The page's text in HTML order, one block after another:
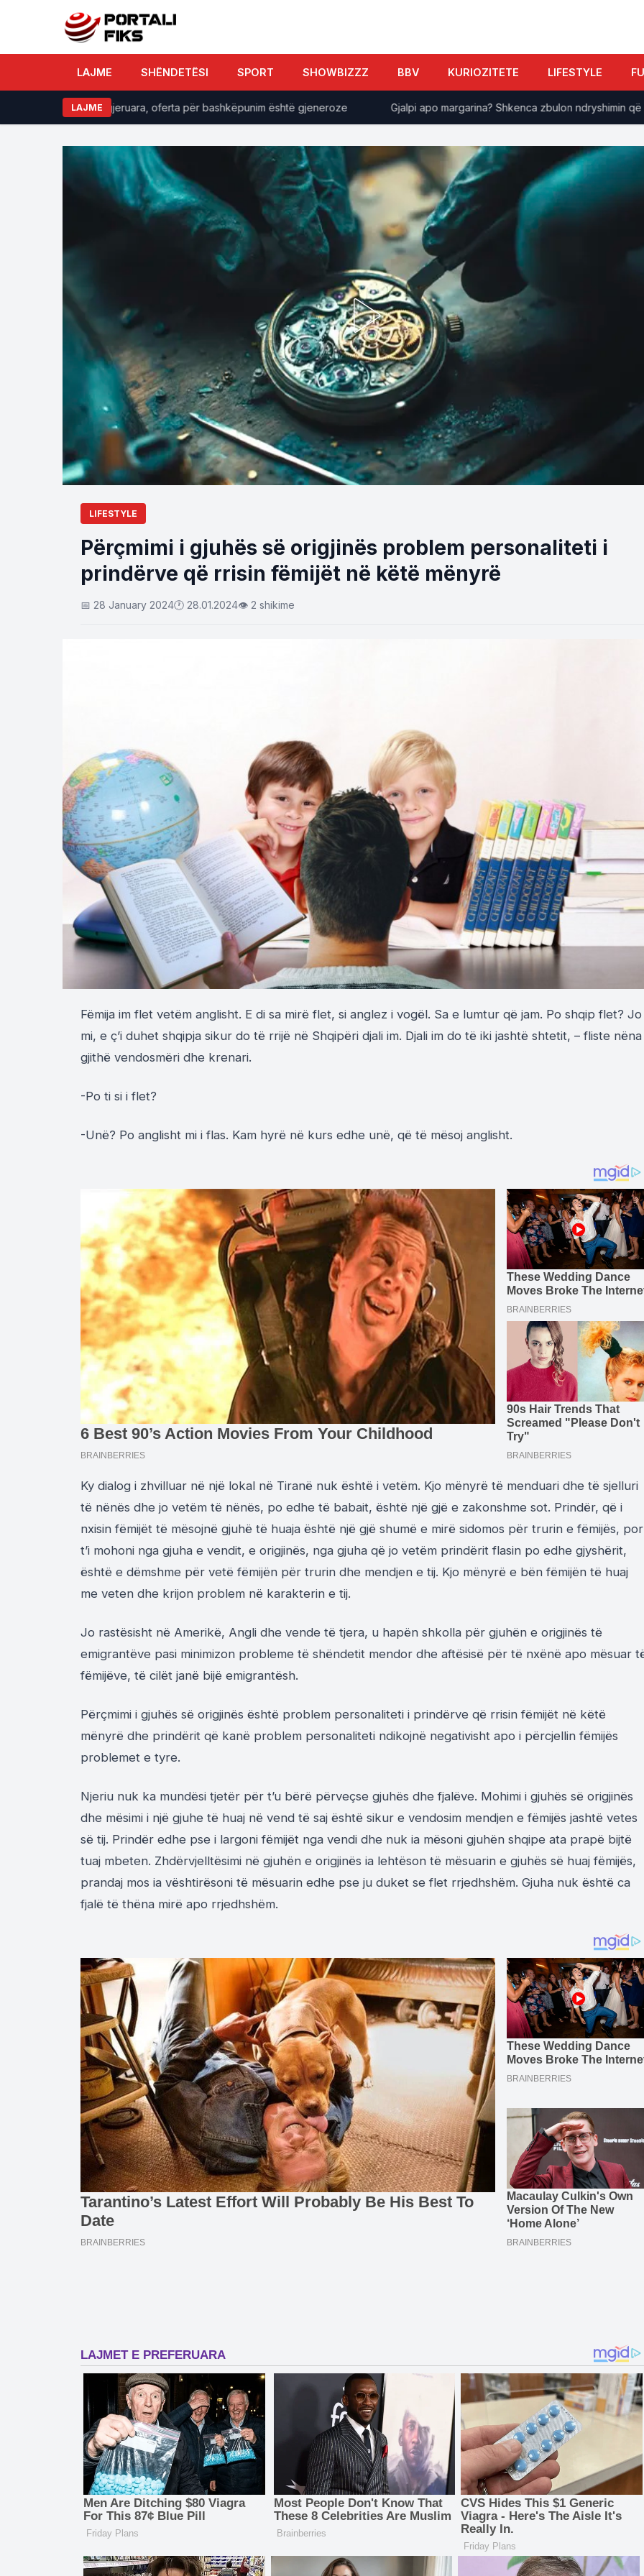
LAJME SHËNDETËSI SPORT SHOWBIZZZ BBV KURIOZITETE LIFESTYLE
LAJME
së janë të ekzagjeruara, oferta për bashkëpunim është gjeneroze Gjalpi apo margarina? Shkenca zbulon ndryshimin që
LIFESTYLE
Përçmimi i gjuhës së origjinës problem personaliteti i
prindërve që rrisin fëmijët në këtë mënyrë
📅 28 January 2024🕐 28.01.2024👁 2 shikime
Fëmija im flet vetëm anglisht. E di sa mirë flet, si anglez i vogël. Sa e lumtur që jam. Po shqip flet? Jo
mi, e ç’i duhet shqipja sikur do të rrijë në Shqipëri djali im. Djali im do të iki jashtë shtetit, – fliste nëna
gjithë vendosmëri dhe krenari.
-Po ti si i flet?
-Unë? Po anglisht mi i flas. Kam hyrë në kurs edhe unë, që të mësoj anglisht.
Ky dialog i zhvilluar në një lokal në Tiranë nuk është i vetëm. Kjo mënyrë të menduari dhe të sjelluri
të nënës dhe jo vetëm të nënës, po edhe të babait, është një gjë e zakonshme sot. Prindër, që i
nxisin fëmijët të mësojnë gjuhë të huaja është një gjë shumë e mirë sidomos për trurin e fëmijës, por
t’i mohoni nga gjuha e vendit, e origjinës, nga gjuha që jo vetëm prindërit flasin po edhe gjyshërit,
është e dëmshme për vetë fëmijën për trurin dhe mendjen e tij. Kjo mënyrë e bën fëmijën të huaj
me veten dhe krijon problem në karakterin e tij.
Jo rastësisht në Amerikë, Angli dhe vende të tjera, u hapën shkolla për gjuhën e origjinës të
emigrantëve pasi minimizon probleme të shëndetit mendor dhe aftësisë për të nxënë apo mësuar
fëmijëve, të cilët janë bijë emigrantësh.
Përçmimi i gjuhës së origjinës është problem personaliteti i prindërve që rrisin fëmijët në këtë
mënyrë dhe prindërit që kanë problem personaliteti ndikojnë negativisht apo i përcjellin fëmijës
problemet e tyre.
Njeriu nuk ka mundësi tjetër për t’u bërë përveçse gjuhës dhe fjalëve. Mohimi i gjuhës së origjinës
dhe mësimi i një gjuhe të huaj në vend të saj është sikur e vendosim mendjen e fëmijës jashtë vetes
së tij. Prindër edhe pse i largoni fëmijët nga vendi dhe nuk ia mësoni gjuhën shqipe ata prapë bijtë
tuaj mbeten. Zhdërvjelltësimi në gjuhën e origjinës ia lehtëson të mësuarin e gjuhës së huaj fëmijës,
prandaj mos ia vështirësoni të mësuarin edhe pse ju duket se flet rrjedhshëm. Gjuha nuk është ca
fjalë të thëna mirë apo rrjedhshëm.